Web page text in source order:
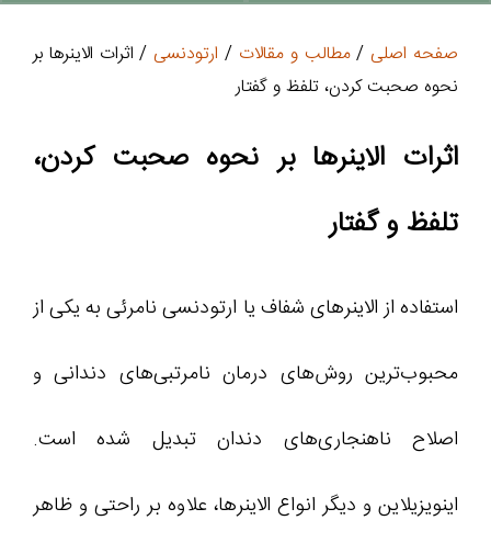
صفحه اصلی /مطالب و مقالات / ارتودنسی / اثرات الاینرها بر
نحوه صحبت کردن، تلفظ و گفتار
اثرات الاینرها بر نحوه صحبت کردن،
تلفظ و گفتار
استفاده از الاینرهای شفاف یا ارتودنسی نامرئی به یکی از
محبوب‌ترین روش‌های درمان نامرتبی‌های دندانی و
اصلاح ناهنجاری‌های دندان تبدیل شده است.
اینویزیلاین و دیگر انواع الاینرها، علاوه بر راحتی و ظاهر